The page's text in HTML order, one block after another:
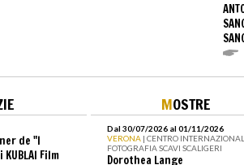
de "I
KUBLAI Film
MOSTRE
Dal 30/07/2026 al 01/11/2026
VERONA | CENTRO
FOTOGRAFIA SCAVI SCALIGERI
Dorothea Lange